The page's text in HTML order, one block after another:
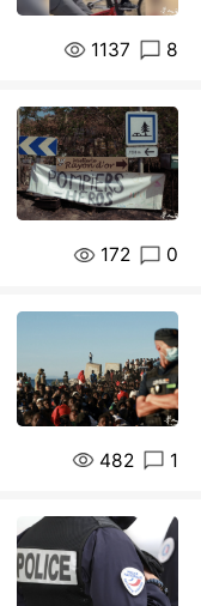
1137 8
172 0
482 1